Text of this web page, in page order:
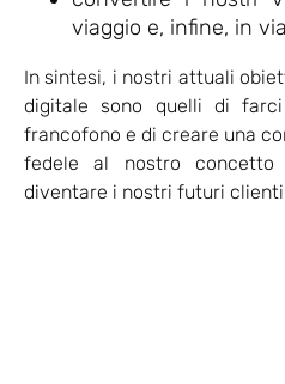
viaggio e, infine, in
In sintesi, i nostri attuali
digitale sono quelli di
francofono e di creare una
fedele al nostro
diventare i nostri futuri